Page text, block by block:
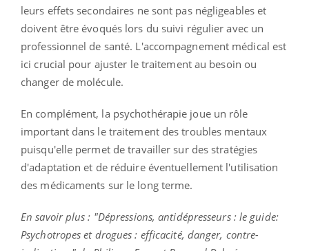
leurs effets secondaires ne sont pas négligeables et
doivent être évoqués lors du suivi régulier avec un
professionnel de santé. L'accompagnement médical est
ici crucial pour ajuster le traitement au besoin ou
changer de molécule.
En complément, la psychothérapie joue un rôle
important dans le traitement des troubles mentaux
puisqu'elle permet de travailler sur des stratégies
d'adaptation et de réduire éventuellement l'utilisation
des médicaments sur le long terme.
En savoir plus : "Dépressions, antidépresseurs : le guide:
Psychotropes et drogues : efficacité, danger, contre-